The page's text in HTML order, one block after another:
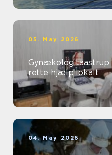
05. May 2026
Gynækolog taastrup sådan finder du den
rette hjælp lokalt
04. May 2026